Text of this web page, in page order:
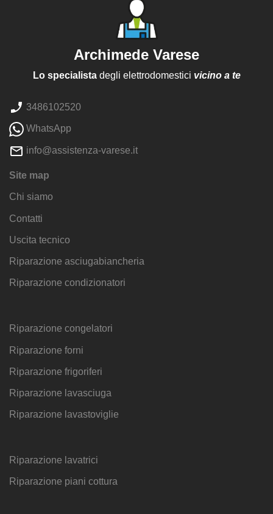
Archimede Varese
Lo specialistadegli elettrodomestici vicino a te
3486102520
WhatsApp
info@assistenza-varese.it
Site map
Chi siamo
Contatti
Uscita tecnico
Riparazione asciugabiancheria
Riparazione condizionatori
Riparazione congelatori
Riparazione forni
Riparazione frigoriferi
Riparazione lavasciuga
Riparazione lavastoviglie
Riparazione lavatrici
Riparazione piani cottura